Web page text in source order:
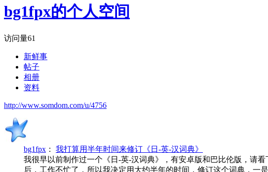
bg1fpx的个人空间
访问量61
新鲜事
帖子
相册
资料
http://www.somdom.com/u/4756
bg1fpx ： 我打算用半年时间来修订《日-英-汉词典》
我很早以前制作过一个《日-英-汉词典》，有安卓版和巴比伦版，请
后，工作不忙了，所以我决定用大约半年的时间，修订这个词典，一